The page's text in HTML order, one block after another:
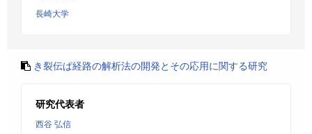
長崎大学
き裂伝ぱ経路の解析法の開発とその応用に関する研究
研究代表者
西谷 弘信